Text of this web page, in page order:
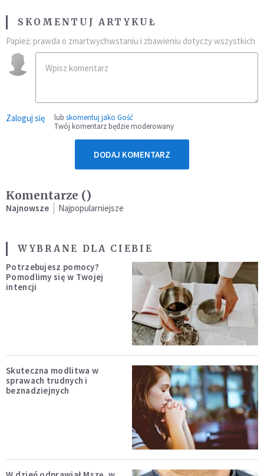
SKOMENTUJ ARTYKUŁ
Papież: prawda o zmartwychwstaniu i zbawieniu dotyczy wszystkich
Zaloguj się lub skomentuj jako Gość
Twój komentarz będzie moderowany
DODAJ KOMENTARZ
Komentarze ()
Najnowsze Najpopularniejsze
WYBRANE DLA CIEBIE
Potrzebujesz pomocy?
Pomodlimy się w Twojej
intencji
Skuteczna modlitwa w
sprawach trudnych i
beznadziejnych